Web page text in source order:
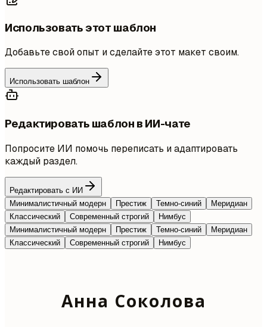
Использовать этот шаблон
Добавьте свой опыт и сделайте этот макет своим.
Использовать шаблон
Редактировать шаблон в ИИ-чате
Попросите ИИ помочь переписать и адаптировать
каждый раздел.
Редактировать с ИИ
Минималистичный модерн
Престиж Темно-синий
Меридиан
Классический
Современный строгий
Нимбус
Минималистичный модерн
Престиж Темно-синий
Меридиан
Классический
Современный строгий Нимбус
Анна Соколова